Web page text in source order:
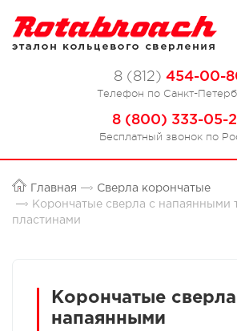
8 (812) 454-00-
Телефон по Санкт-
8 (800) 333-05-
Бесплатный звонок по
Главная
Сверла корончатые
Корончатые сверла с напаянными
пластинами
Корончатые
напаянными